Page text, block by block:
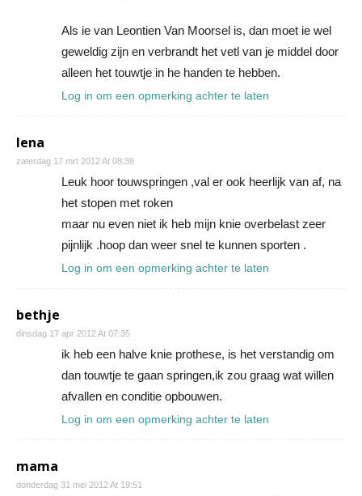
Als ie van Leontien Van Moorsel is, dan moet ie wel
geweldig zijn en verbrandt het vetl van je middel door
alleen het touwtje in he handen te hebben.
Log in om een opmerking achter te laten
lena
zaterdag 17 mrt 2012 At 08:39
Leuk hoor touwspringen ,val er ook heerlijk van af, na
het stopen met roken
maar nu even niet ik heb mijn knie overbelast zeer
pijnlijk .hoop dan weer snel te kunnen sporten .
Log in om een opmerking achter te laten
bethje
dinsdag 17 apr 2012 At 07:35
ik heb een halve knie prothese, is het verstandig om
dan touwtje te gaan springen,ik zou graag wat willen
afvallen en conditie opbouwen.
Log in om een opmerking achter te laten
mama
donderdag 31 mei 2012 At 19:51